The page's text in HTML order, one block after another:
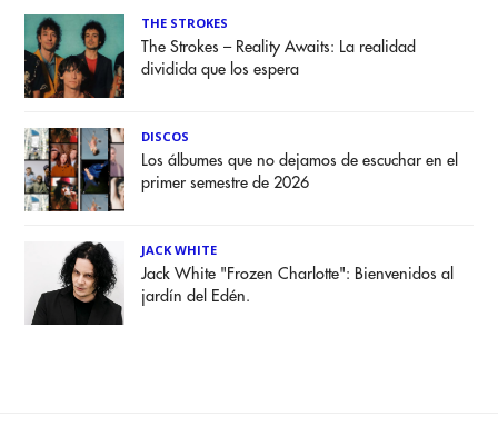
THE STROKES
The Strokes – Reality Awaits: La realidad
dividida que los espera
DISCOS
Los álbumes que no dejamos de escuchar en el
primer semestre de 2026
JACK WHITE
Jack White "Frozen Charlotte": Bienvenidos al
jardín del Edén.